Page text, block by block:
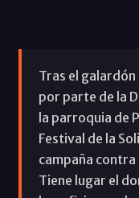
Tras el
por parte de la
la parroquia de
Festival de la
campaña contra
Tiene lugar el